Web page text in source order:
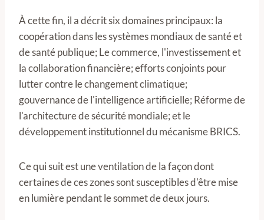
À cette fin, il a décrit six domaines principaux: la
coopération dans les systèmes mondiaux de santé et
de santé publique; Le commerce, l'investissement et
la collaboration financière; efforts conjoints pour
lutter contre le changement climatique;
gouvernance de l'intelligence artificielle; Réforme de
l'architecture de sécurité mondiale; et le
développement institutionnel du mécanisme BRICS.
Ce qui suit est une ventilation de la façon dont
certaines de ces zones sont susceptibles d'être mise
en lumière pendant le sommet de deux jours.